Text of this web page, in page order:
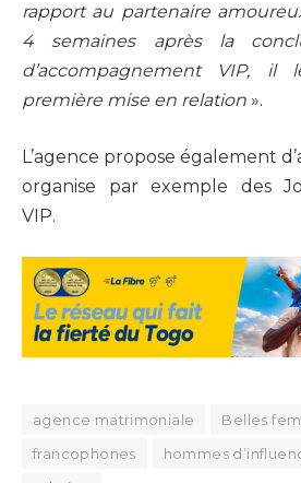
rapport au partenaire
4 semaines après la
d’accompagnement VIP, il
première mise en relation ».
L’agence propose également
organise par exemple des
VIP.
agence matrimoniale
Belles
francophones
hommes